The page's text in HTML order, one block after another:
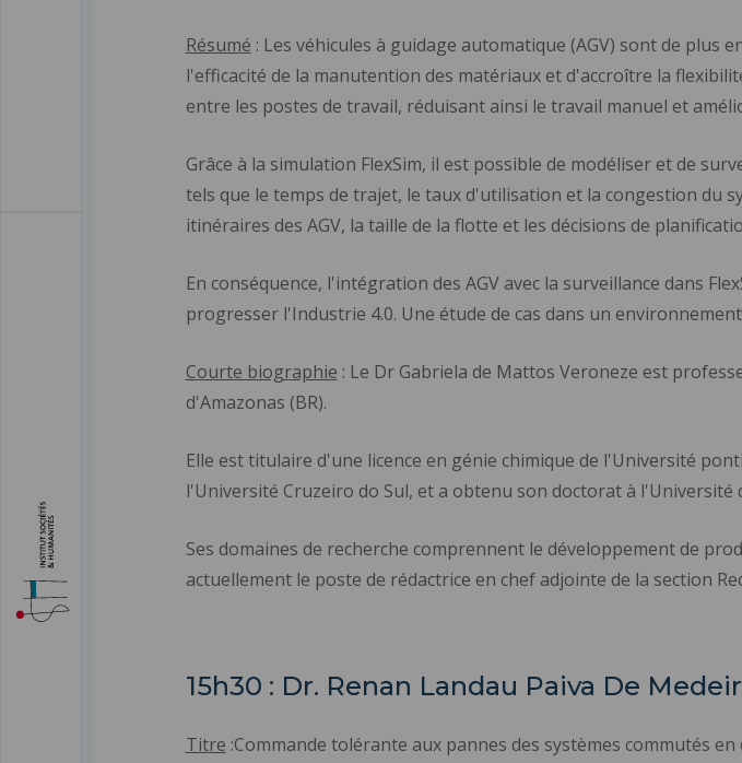
Résumé : Les véhicules à guidage automatique (AGV) sont de
l'efficacité de la manutention des matériaux et d'accroître la
entre les postes de travail, réduisant ainsi le travail manuel et
Grâce à la simulation FlexSim, il est possible de modéliser et de
tels que le temps de trajet, le taux d'utilisation et la congestion du
itinéraires des AGV, la taille de la flotte et les décisions de
En conséquence, l'intégration des AGV avec la surveillance dans
progresser l'Industrie 4.0. Une étude de cas dans un
Courte biographie : Le Dr Gabriela de Mattos Veroneze est
d'Amazonas (BR).
Elle est titulaire d'une licence en génie chimique de l'Université
l'Université Cruzeiro do Sul, et a obtenu son doctorat à
Ses domaines de recherche comprennent le développement de
actuellement le poste de rédactrice en chef adjointe de la section
15h30 : Dr. Renan Landau Paiva De
Titre :Commande tolérante aux pannes des systèmes commutés